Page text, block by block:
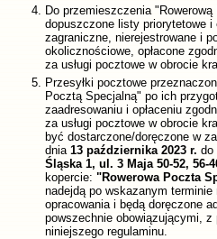
Do przemieszczenia
dopuszczone listy priorytetowe i
zagraniczne, nierejestrowane i
okolicznościowe, opłacone
za usługi pocztowe w obrocie
Przesyłki pocztowe
Pocztą Specjalną" po ich
zaadresowaniu i opłaceniu
za usługi pocztowe w obrocie
być dostarczone/doręczone w
dnia 13 października 2023 r. do
Śląska 1, ul. 3 Maja 50-52, 56-
kopercie: "Rowerowa Poczta
nadejdą po wskazanym
opracowania i będą doręczone
powszechnie obowiązującymi, z
niniejszego regulaminu.